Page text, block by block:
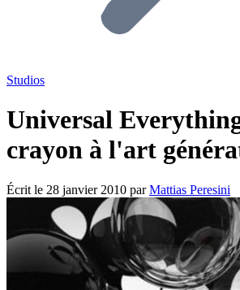
Studios
Universal
crayon à l'art
Écrit le 28 janvier 2010 parMattias Peresini